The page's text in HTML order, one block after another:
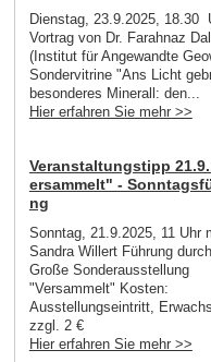
Dienstag, 23.9.2025, 18.30
Vortrag von Dr. Farahnaz
(Institut für Angewandte
Sondervitrine "Ans Licht
besonderes Minerall: den...
Hier erfahren Sie mehr >>
Veranstaltungstipp
ersammelt" -
ng
Sonntag, 21.9.2025, 11 Uhr
Sandra Willert Führung
Große Sonderausstellung
"Versammelt" Kosten:
Ausstellungseintritt,
zzgl. 2 €
Hier erfahren Sie mehr >>